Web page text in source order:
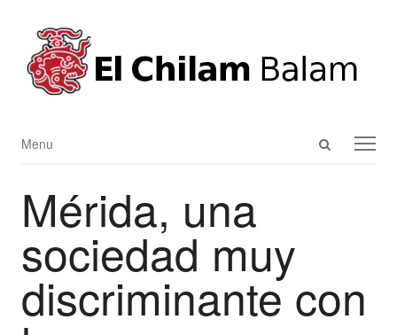
Open
Menu
Menu
Mérida, una
sociedad muy
discriminante con